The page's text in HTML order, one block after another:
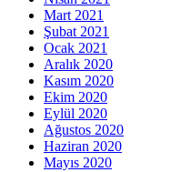
Mart 2021
Şubat 2021
Ocak 2021
Aralık 2020
Kasım 2020
Ekim 2020
Eylül 2020
Ağustos 2020
Haziran 2020
Mayıs 2020